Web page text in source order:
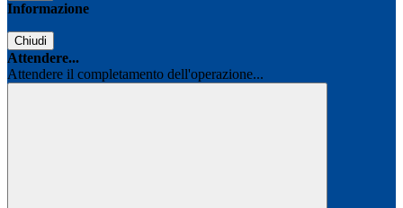
Informazione
Chiudi
Attendere...
Attendere il completamento dell'operazione...